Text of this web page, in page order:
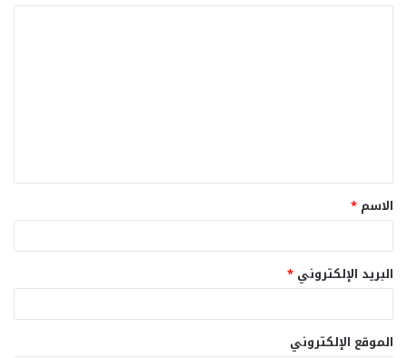
ق
*
الاسم *
البريد الإلكتروني *
الموقع الإلكتروني